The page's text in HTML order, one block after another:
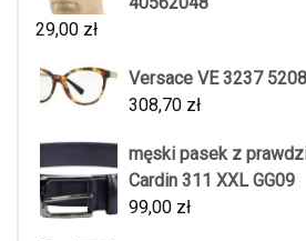
29,00 zł
Versace VE 3237
308,70 zł
męski pasek z
Cardin 311 XXL GG09
99,00 zł